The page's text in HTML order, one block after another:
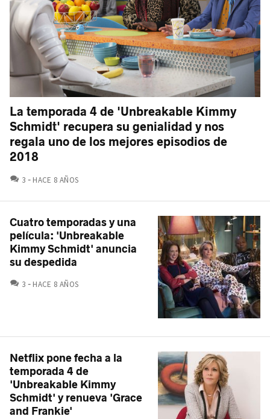
La temporada 4 de 'Unbreakable Kimmy
Schmidt' recupera su genialidad y nos
regala uno de los mejores episodios de
2018
3 COMENTARIOS
HACE 8 AÑOS
Cuatro temporadas y una
película: 'Unbreakable
Kimmy Schmidt' anuncia
su despedida
3 COMENTARIOS
HACE 8 AÑOS
Netflix pone fecha a la
temporada 4 de
'Unbreakable Kimmy
Schmidt' y renueva 'Grace
and Frankie'